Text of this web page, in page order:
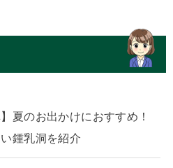
】夏のお出かけにおすすめ！
鍾乳洞を紹介